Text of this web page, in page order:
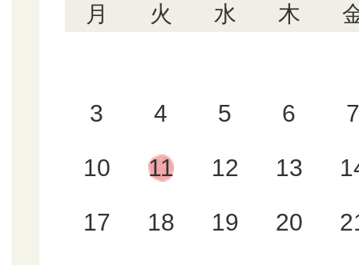
月 火 水 木
3 4 5 6 7
10 11 12 13
17 18 19 20